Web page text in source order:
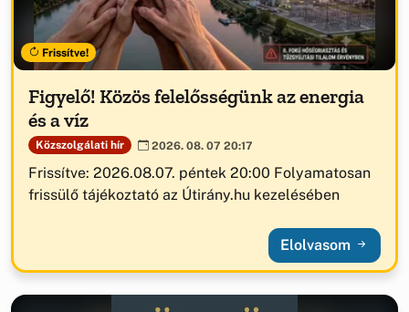
Frissítve!
Figyelő! Közös felelősségünk az energia
és a víz
Közszolgálati hír 2026. 08. 07 20:17
Frissítve: 2026.08.07. péntek 20:00 Folyamatosan
frissülő tájékoztató az Útirány.hu kezelésében
Elolvasom